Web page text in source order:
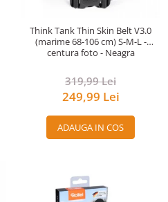
Think Tank Thin Skin Belt V3.0
(marime 68-106 cm) S-M-L -
centura foto - Neagra
319,99 Lei
249,99 Lei
ADAUGA IN COS